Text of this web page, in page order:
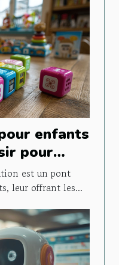
enfants
pour
au code
est un pont
leur offrant les...